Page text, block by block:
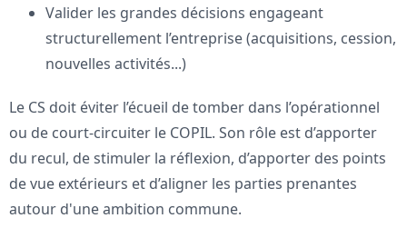
Valider les grandes décisions engageant
structurellement l’entreprise (acquisitions, cession,
nouvelles activités...)
Le CS doit éviter l’écueil de tomber dans l’opérationnel
ou de court-circuiter le COPIL. Son rôle est d’apporter
du recul, de stimuler la réflexion, d’apporter des points
de vue extérieurs et d’aligner les parties prenantes
autour d'une ambition commune.